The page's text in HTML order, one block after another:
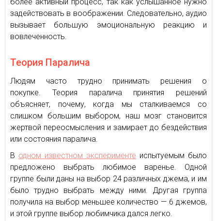
задействовать в воображении. Следовательно, аудио
вызывает большую эмоциональную реакцию и
вовлеченность.
Теория Паралича
Людям часто трудно принимать решения о
покупке. Теория паралича принятия решений
объясняет, почему, когда мы сталкиваемся со
слишком большим выбором, наш мозг становится
жертвой переосмысления и замирает до бездействия
или состояния паралича.
В одном известном эксперименте испытуемым было
предложено выбрать любимое варенье. Одной
группе были даны на выбор 24 различных джема, и им
было трудно выбрать между ними. Другая группа
получила на выбор меньшее количество — 6 джемов,
и этой группе выбор любимчика дался легко.